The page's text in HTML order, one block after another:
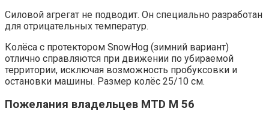
Силовой агрегат не подводит. Он специально разработан
для отрицательных температур.
Колёса с протектором SnowHog (зимний вариант)
отлично справляются при движении по убираемой
территории, исключая возможность пробуксовки и
остановки машины. Размер колёс 25/10 см.
Пожелания владельцев MTD M 56